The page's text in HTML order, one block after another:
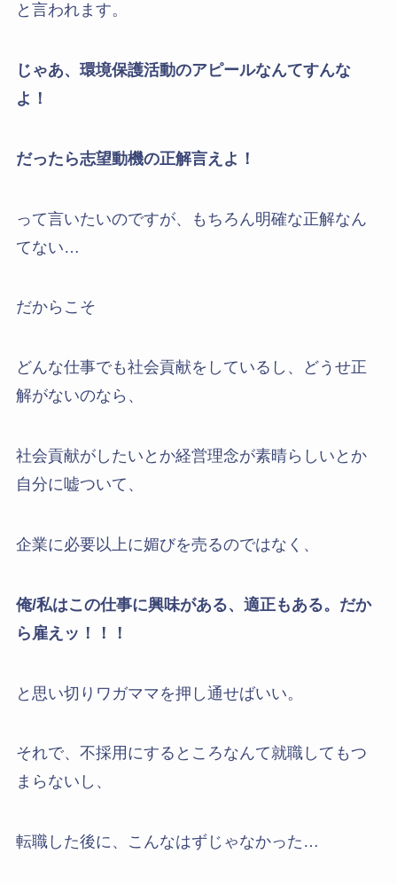
と言われます。
じゃあ、環境保護活動のアピールなんてすんな
よ！
だったら志望動機の正解言えよ！
って言いたいのですが、もちろん明確な正解なん
てない…
だからこそ
どんな仕事でも社会貢献をしているし、どうせ正
解がないのなら、
社会貢献がしたいとか経営理念が素晴らしいとか
自分に嘘ついて、
企業に必要以上に媚びを売るのではなく、
俺/私はこの仕事に興味がある、適正もある。だか
ら雇えッ！！！
と思い切りワガママを押し通せばいい。
それで、不採用にするところなんて就職してもつ
まらないし、
転職した後に、こんなはずじゃなかった…